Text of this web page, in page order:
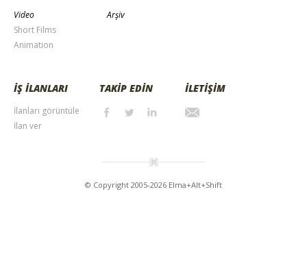
Video
Short Films
Animation
Arşiv
İŞ İLANLARI
İlanları görüntüle
İlan ver
TAKİP EDİN İLETİŞİM
© Copyright 2005-2026 Elma+Alt+Shift